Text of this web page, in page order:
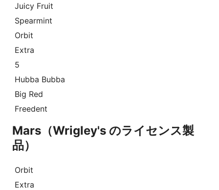
Juicy Fruit
Spearmint
Orbit
Extra
5
Hubba Bubba
Big Red
Freedent
Mars（Wrigley's のライセンス製
品）
Orbit
Extra